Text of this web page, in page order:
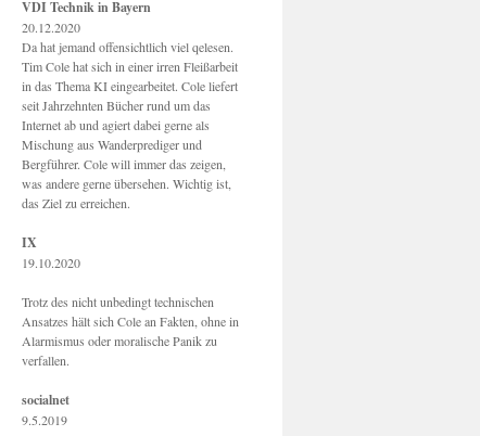
VDI Technik in Bayern
20.12.2020
Da hat jemand offensichtlich viel qelesen.
Tim Cole hat sich in einer irren Fleißarbeit
in das Thema KI eingearbeitet. Cole liefert
seit Jahrzehnten Bücher rund um das
Internet ab und agiert dabei gerne als
Mischung aus Wanderprediger und
Bergführer. Cole will immer das zeigen,
was andere gerne übersehen. Wichtig ist,
das Ziel zu erreichen.
IX
19.10.2020
Trotz des nicht unbedingt technischen
Ansatzes hält sich Cole an Fakten, ohne in
Alarmismus oder moralische Panik zu
verfallen.
socialnet
9.5.2019